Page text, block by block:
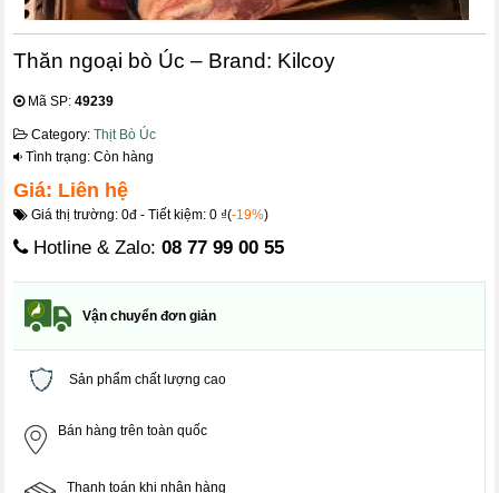
Thăn ngoại bò Úc – Brand: Kilcoy
Mã SP:49239
Category:Thịt Bò Úc
Tình trạng: Còn hàng
Giá: Liên hệ
Giá thị trường: 0đ - Tiết kiệm: 0 ₫(-19%)
Hotline & Zalo:08 77 99 00 55
Vận chuyển đơn giản
Sản phẩm chất lượng cao
Bán hàng trên toàn quốc
Thanh toán khi nhận hàng